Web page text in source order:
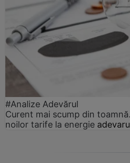
#Analize Adevărul
Curent mai scump din
noilor tarife la energie